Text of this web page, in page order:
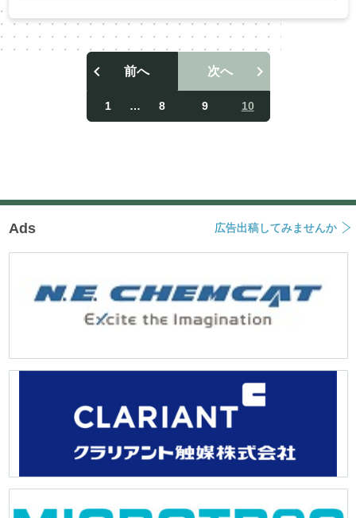
投
ビ
前へ
1 … 8 9 10
次へ
Ads 広告出稿してみませんか